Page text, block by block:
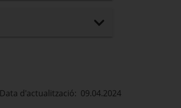
Data d'actualització: 09.04.2024